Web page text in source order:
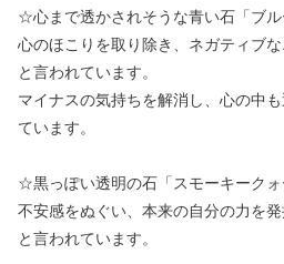
☆心まで透かされそうな青い石「ブル
心のほこりを取り除き、ネガティブ
と言われています。
マイナスの気持ちを解消し、心の中
ています。
☆黒っぽい透明の石「スモーキークォ
不安感をぬぐい、本来の自分の力を
と言われています。